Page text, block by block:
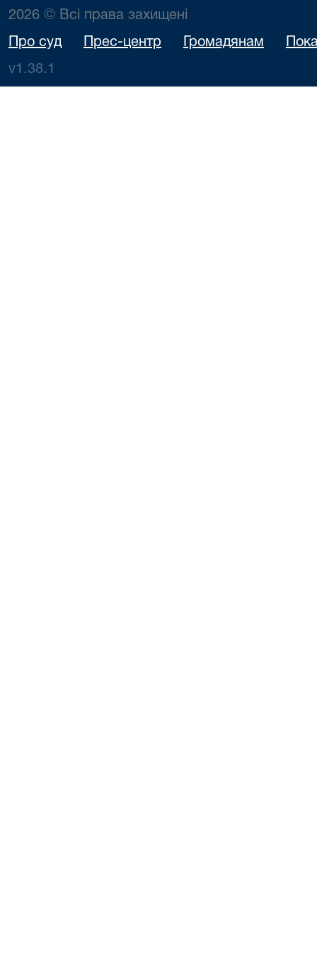
2026 © Всі права захищені
Про суд Прес-центр Громадянам
v1.38.1